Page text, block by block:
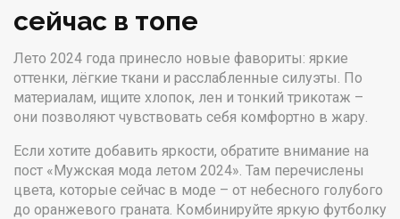
сейчас в топе
Лето 2024 года принесло новые фавориты: яркие
оттенки, лёгкие ткани и расслабленные силуэты. По
материалам, ищите хлопок, лен и тонкий трикотаж –
они позволяют чувствовать себя комфортно в жару.
Если хотите добавить яркости, обратите внимание на
пост «Мужская мода летом 2024». Там перечислены
цвета, которые сейчас в моде – от небесного голубого
до оранжевого граната. Комбинируйте яркую футболку